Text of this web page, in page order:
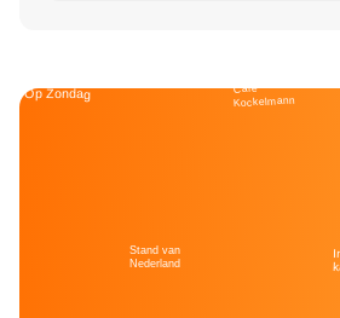
Op Zondag
Stand van
Nederland
Café
Kockelmann